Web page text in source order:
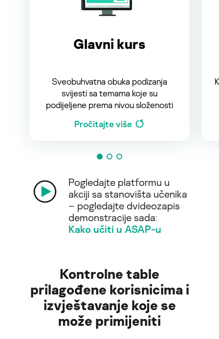
Glavni kurs
Sveobuhvatna obuka podizanja
svijesti sa temama koje su
podijeljene prema nivou složenosti
Pročitajte više
Pogledajte platformu u
akciji sa stanovišta učenika
– pogledajte dvideozapis
demonstracije sada:
Kako učiti u ASAP-u
Kontrolne table
prilagođene korisnicima i
izvještavanje koje se
može primijeniti